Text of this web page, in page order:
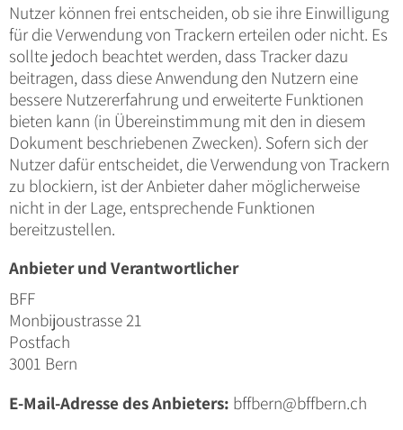
Nutzer können frei entscheiden, ob sie ihre Einwilligung
für die Verwendung von Trackern erteilen oder nicht. Es
sollte jedoch beachtet werden, dass Tracker dazu
beitragen, dass diese Anwendung den Nutzern eine
bessere Nutzererfahrung und erweiterte Funktionen
bieten kann (in Übereinstimmung mit den in diesem
Dokument beschriebenen Zwecken). Sofern sich der
Nutzer dafür entscheidet, die Verwendung von Trackern
zu blockiern, ist der Anbieter daher möglicherweise
nicht in der Lage, entsprechende Funktionen
bereitzustellen.
Anbieter und Verantwortlicher
BFF
Monbijoustrasse 21
Postfach
3001 Bern
E-Mail-Adresse des Anbieters: bffbern@bffbern.ch